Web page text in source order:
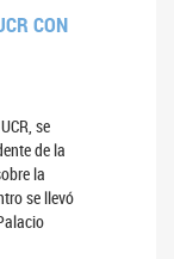
CON
se
de la
la
se llevó